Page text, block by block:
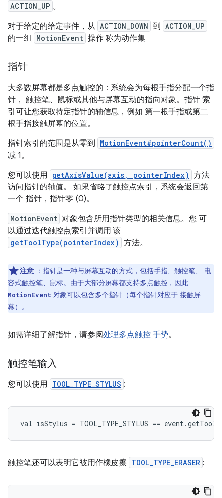
ACTION_UP 。
对于给定的给定事件，从 ACTION_DOWN 到 ACTION_UP
的一组 MotionEvent 操作 称为动作集
指针
大多数屏幕都是多点触控的：系统会为每根手指分配一个指
针， 触控笔、鼠标或其他与屏幕互动的指向对象。指针 索
引可让您获取特定指针的轴信息，例如 第一根手指或第二
根手指接触屏幕的位置。
指针索引的范围是从零到
MotionEvent#pointerCount()
减 1。
您可以使用 getAxisValue(axis, pointerIndex) 方法
访问指针的轴值。 如果省略了触控点索引，系统会返回第
一个 指针，指针零 (0)。
MotionEvent 对象包含所用指针类型的相关信息。您 可
以通过迭代触控点索引并调用 该
getToolType(pointerIndex) 方法。
注意 ：指针是一种与屏幕互动的方式，包括手指、触控笔、 电
容式触控笔、鼠标。由于大部分屏幕都支持多点触控，因此
MotionEvent 对象可以包含多个指针（每个指针对应于 接触屏
幕）。
如需详细了解指针，请参阅处理多点触控 手势。
触控笔输入
您可以使用 TOOL_TYPE_STYLUS :
触控笔还可以表明它被用作橡皮擦 TOOL_TYPE_ERASER :